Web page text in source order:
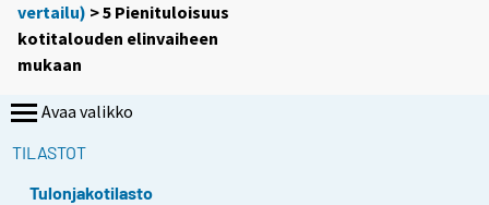
vertailu) > 5 Pienituloisuus
kotitalouden elinvaiheen
mukaan
Avaa valikko
TILASTOT
Tulonjakotilasto